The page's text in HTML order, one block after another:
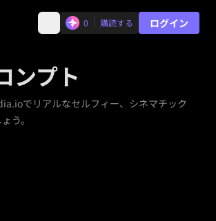
0 購読する ログイン
ンプト
でリアルなセルフィー、シネマチック
う。